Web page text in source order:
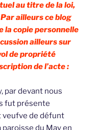
au titre de la loi,
ailleurs ce blog
la copie personnelle
ailleurs sur
de propriété
de l’acte :
par devant nous
fut présente
veufve de défunt
du May en